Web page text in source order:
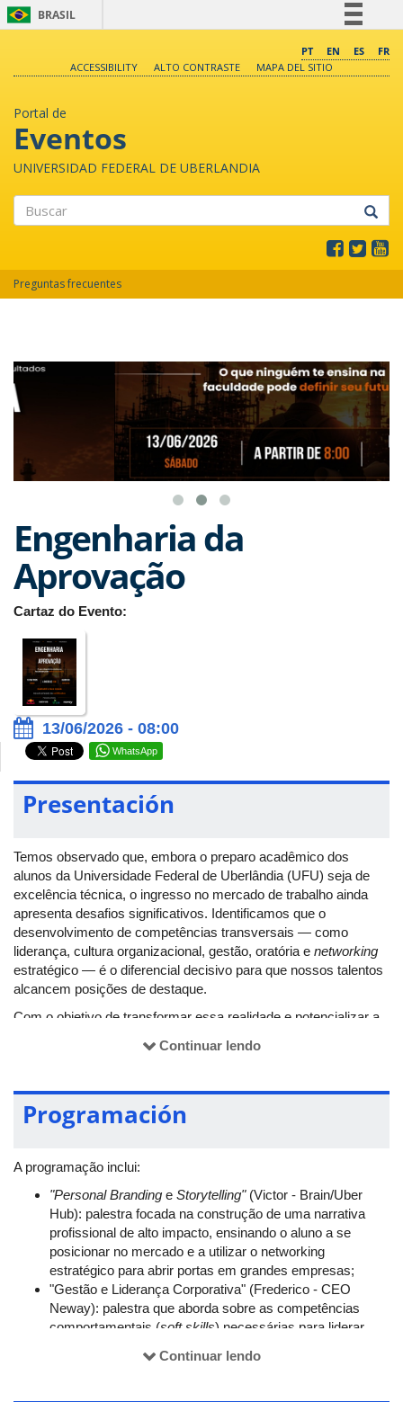
BRASIL
Comunica BR
PT EN ES
FR
ACCESSIBILITY
ALTO CONTRASTE MAPA DEL SITIO
Portal de
Eventos
UNIVERSIDAD FEDERAL DE UBERLANDIA
Preguntas frecuentes
Engenharia da
Aprovação
Cartaz do Evento:
13/06/2026 - 08:00
WhatsApp
Presentación
Temos observado que, embora o preparo acadêmico dos
alunos da Universidade Federal de Uberlândia (UFU) seja de
excelência técnica, o ingresso no mercado de trabalho ainda
apresenta desafios significativos. Identificamos que o
desenvolvimento de competências transversais — como
liderança, cultura organizacional, gestão, oratória e networking
estratégico — é o diferencial decisivo para que nossos talentos
alcancem posições de destaque.
Com o objetivo de transformar essa realidade e potencializar a
Soluções em Engenharia Química - ConsultEQ UFU promove o
imersão estratégica desenhada para preencher essas lacunas
práticas, conectando o conhecimento universitário às
demandas das grandes corporações.
A programação será no auditório do Bloco 3Q do Campus
Santa Mônica.
Continuar lendo
Programación
A programação inclui:
"Personal Branding e Storytelling"(Victor - Brain/Uber
Hub): palestra focada na construção de uma narrativa
profissional de alto impacto, ensinando o aluno a se
posicionar no mercado e a utilizar o networking
estratégico para abrir portas em grandes empresas;
"Gestão e Liderança Corporativa" (Frederico - CEO
Neway): palestra que aborda sobre as competências
comportamentais (soft skills) necessárias para liderar
empresarial contemporâneo;
Continuar lendo